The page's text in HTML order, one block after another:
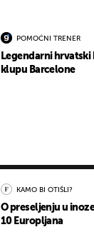
POMOĆNI TRENER
Legendarni hrvatski
klupu Barcelone
KAMO BI OTIŠLI?
O preseljenju u
10 Europljana